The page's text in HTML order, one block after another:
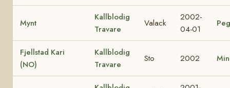
Mynt
Kallblodig
Travare
Valack
2002-
04-01
Fjellstad Kari
(NO)
Kallblodig
Travare
Sto 2002